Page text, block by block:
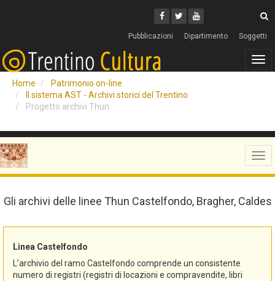
Facebook
Twitter
Youtube
Pubblicazioni Dipartimento Soggetti
Home
Patrimonio on-line
Il sistema AST - Archivi storici del Trentino
Progetto archivi Thun
Gli archivi delle linee Thun Castelfondo, Bragher, Caldes
Linea Castelfondo
L’archivio del ramo Castelfondo comprende un consistente
numero di registri (registri di locazioni e compravendite, libri